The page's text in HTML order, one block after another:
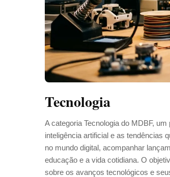
Tecnologia
A categoria Tecnologia do MDBF,
inteligência artificial e as tendências
no mundo digital, acompanhar
educação e a vida cotidiana. O
sobre os avanços tecnológicos e